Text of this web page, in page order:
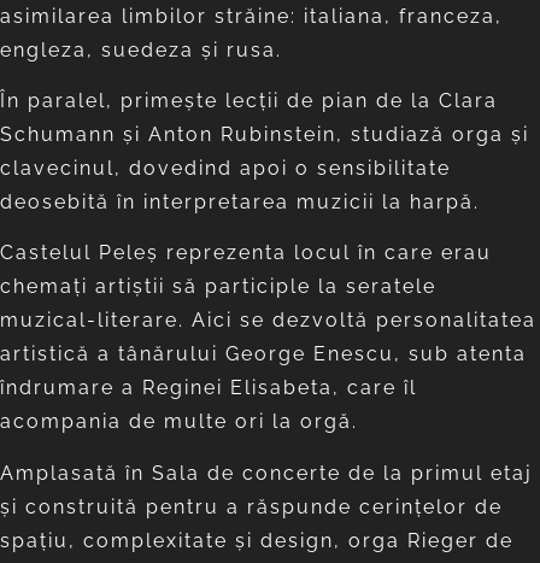
asimilarea limbilor străine: italiana, franceza,
engleza, suedeza şi rusa.
În paralel, primeşte lecţii de pian de la Clara
Schumann şi Anton Rubinstein, studiază orga şi
clavecinul, dovedind apoi o sensibilitate
deosebită în interpretarea muzicii la harpă.
Castelul Peleş reprezenta locul în care erau
chemaţi artiştii să participle la seratele
muzical-literare. Aici se dezvoltă personalitatea
artistică a tânărului George Enescu, sub atenta
îndrumare a Reginei Elisabeta, care îl
acompania de multe ori la orgă.
Amplasată în Sala de concerte de la primul etaj
şi construită pentru a răspunde cerinţelor de
spaţiu, complexitate şi design, orga Rieger de